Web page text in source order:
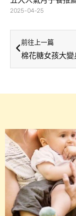
2025-04-25
前往上一篇